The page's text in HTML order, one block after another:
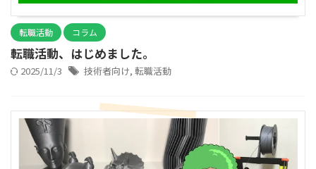
転職活動 コラム
転職活動、はじめました。
2025/11/3 技術者向け, 転職活動